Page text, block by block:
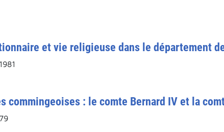
et vie religieuse dans le département
commingeoises : le comte Bernard IV et la